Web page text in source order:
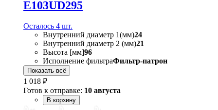
E103UD295
Осталось 4 шт.
Внутренний диаметр 1(мм)24
Внутренний диаметр 2 (мм)21
Высота [мм]96
Исполнение фильтраФильтр-патрон
Показать всё
1 018 ₽
Готов к отправке: 10 августа
В корзину